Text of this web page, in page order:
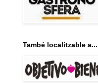
També localitzable a...